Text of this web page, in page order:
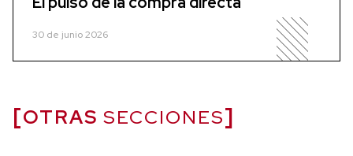
30 de junio 2026
OTRAS SECCIONES